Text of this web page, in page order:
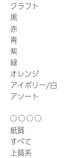
クラフト
黒
赤
青
紫
緑
オレンジ
アイボリー/白
アソート
紙質
すべて
上質系